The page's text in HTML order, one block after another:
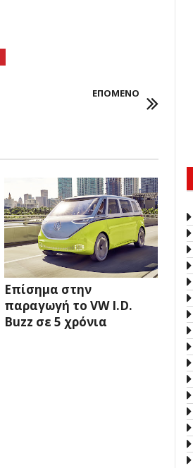
ΕΠΟΜΕΝΟ
Επίσημα στην
παραγωγή το VW I.D.
Buzz σε 5 χρόνια